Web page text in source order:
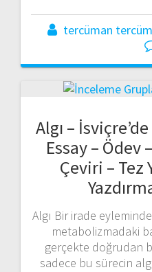
tercüman
Algı –
Essay – Ödev
Çeviri – Tez
Algı Bir irade
metabolizmadaki
gerçekte doğrudan
sadece bu sürecin